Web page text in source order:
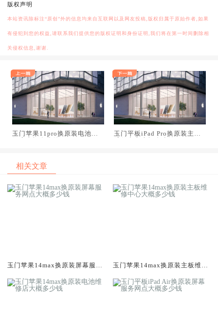
版权声明
本站资讯除标注“原创”外的信息均来自互联网以及网友投稿,版权归属于原始作者,如果
有侵犯到您的权益,请联系我们提供您的版权证明和身份证明,我们将在第一时间删除相
关侵权信息,谢谢.
玉门苹果11pro换原装电池维
玉门平板iPad Pro换原装主板
相关文章
玉门苹果14max换原装屏幕服务
玉门苹果14max换原装主板维修